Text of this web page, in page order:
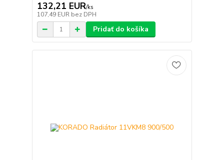
132,21 EUR/ks
107,49 EUR bez DPH
Pridať do košíka